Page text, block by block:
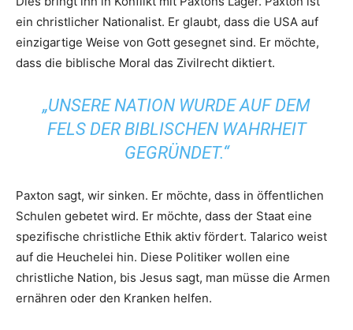
ein christlicher Nationalist. Er glaubt, dass die USA auf
einzigartige Weise von Gott gesegnet sind. Er möchte,
dass die biblische Moral das Zivilrecht diktiert.
„UNSERE NATION WURDE AUF DEM
FELS DER BIBLISCHEN WAHRHEIT
GEGRÜNDET.“
Paxton sagt, wir sinken. Er möchte, dass in öffentlichen
Schulen gebetet wird. Er möchte, dass der Staat eine
spezifische christliche Ethik aktiv fördert. Talarico weist
auf die Heuchelei hin. Diese Politiker wollen eine
christliche Nation, bis Jesus sagt, man müsse die Armen
ernähren oder den Kranken helfen.